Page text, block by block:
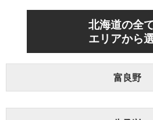
北海道の全
エリアから
富良野